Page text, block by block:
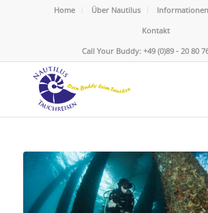
Home Über Nautilus Informationen
Kontakt
Call Your Buddy: +49 (0)89 - 20 80